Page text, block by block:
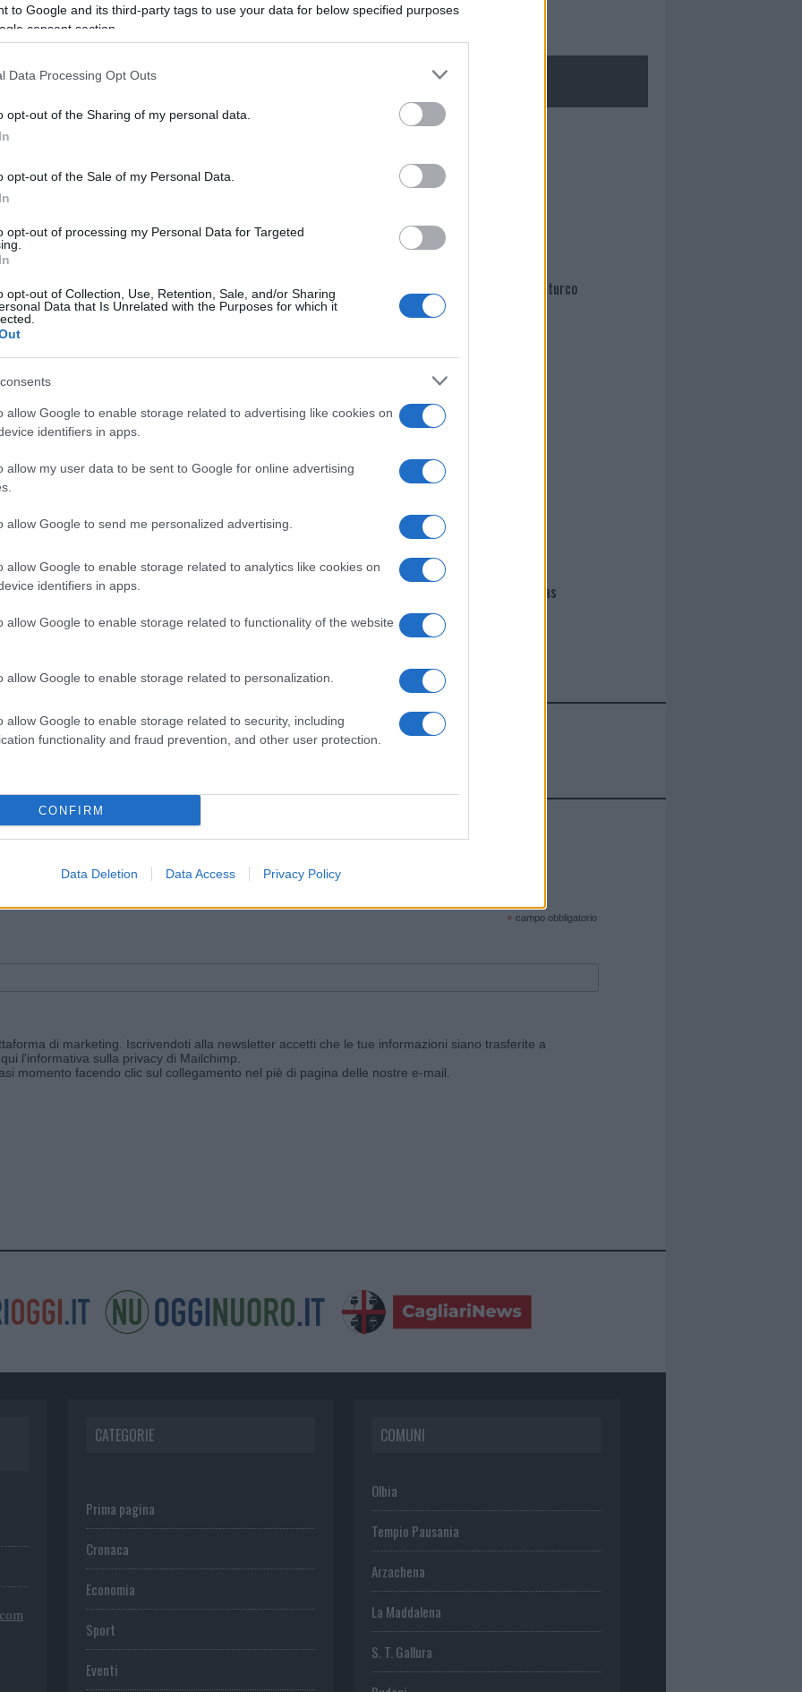
to Google and its third-party tags to use your data for below specified purposes
consent section.
Data Processing Opt Outs
opt-out of the Sharing of my personal data.
opt-out of the Sale of my Personal Data.
opt-out of processing my Personal Data for Targeted
opt-out of Collection, Use, Retention, Sale, and/or Sharing
Data that Is Unrelated with the Purposes for which it
allow Google to enable storage related to advertising like cookies on
identifiers in apps.
allow my user data to be sent to Google for online advertising
allow Google to send me personalized advertising.
allow Google to enable storage related to analytics like cookies on
identifiers in apps.
allow Google to enable storage related to functionality of the website
allow Google to enable storage related to personalization.
allow Google to enable storage related to security, including
functionality and fraud prevention, and other user protection.
CONFIRM
Data Deletion Data Access Privacy Policy
nella sezione
Prossimo articolo
NECROLOGIE
Martina Agostina Diturco
I nostri cari
I nostri cari
Giovannimaria Cabras
Invia un Comunicato Stampa|Pubblicità|Segnala
e ricevi le nostre email periodiche contenenti le ultime notizie pubblicate sul sito web!
* campo obbligatorio
di marketing. Iscrivendoti alla newsletter accetti che le tue informazioni siano trasferite a
l'informativa sulla privacy di Mailchimp
momento facendo clic sul collegamento nel piè di pagina delle nostre e-mail.
CATEGORIE
Prima pagina
Cronaca
Economia
Sport
Eventi
COMUNI
Olbia
Tempio Pausania
Arzachena
La Maddalena
S. T. Gallura